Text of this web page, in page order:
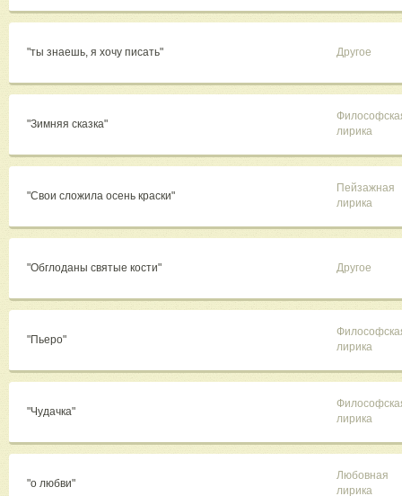
"ты знаешь, я хочу писать" Другое
"Зимняя сказка"
лирика
"Свои сложила осень краски"
Пейзажная
лирика
"Обглоданы святые кости" Другое
"Пьеро"
лирика
"Чудачка"
лирика
"о любви"
Любовная
лирика